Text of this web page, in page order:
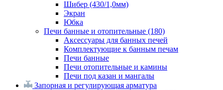
Шибер (430/1,0мм)
Экран
Юбка
Печи банные и отопительные (180)
Аксессуары для банных печей
Комплектующие к банным печам
Печи банные
Печи отопительные и камины
Печи под казан и мангалы
Запорная и регулирующая арматура